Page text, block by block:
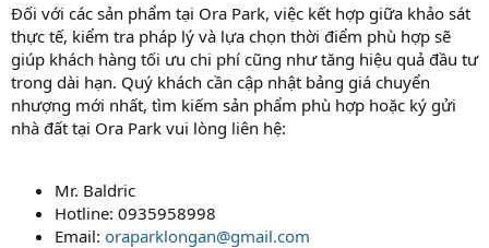
Đối với các sản phẩm tại Ora Park, việc kết hợp giữa khảo sát
thực tế, kiểm tra pháp lý và lựa chọn thời điểm phù hợp sẽ
giúp khách hàng tối ưu chi phí cũng như tăng hiệu quả đầu tư
trong dài hạn. Quý khách cần cập nhật bảng giá chuyển
nhượng mới nhất, tìm kiếm sản phẩm phù hợp hoặc ký gửi
nhà đất tại Ora Park vui lòng liên hệ:
Mr. Baldric
Hotline: 0935958998
Email: oraparklongan@gmail.com